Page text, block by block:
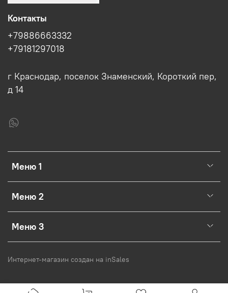
Меню 1
Меню 2
Меню 3
Контакты
+79886663332
+79181297018
г Краснодар, поселок Знаменский, Короткий пер,
д 14
Интернет-магазин создан на inSales